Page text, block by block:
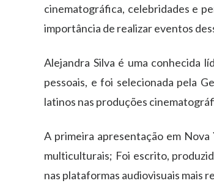
cinematográfica, celebridades e
importância de realizar eventos
Alejandra Silva é uma conhecida
pessoais, e foi selecionada pela
latinos nas produções
A primeira apresentação em
multiculturais; Foi escrito,
nas plataformas audiovisuais mais